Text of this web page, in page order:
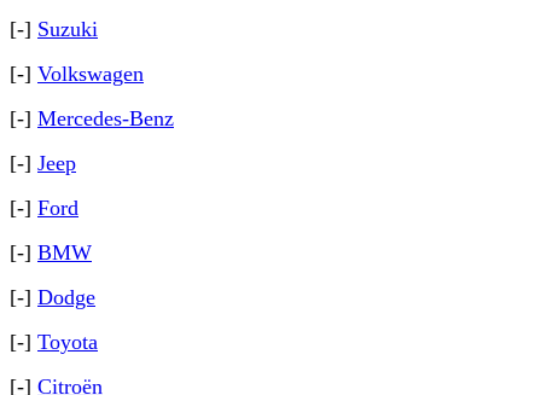
[-] Suzuki
[-] Volkswagen
[-] Mercedes-Benz
[-] Jeep
[-] Ford
[-] BMW
[-] Dodge
[-] Toyota
[-] Citroёn